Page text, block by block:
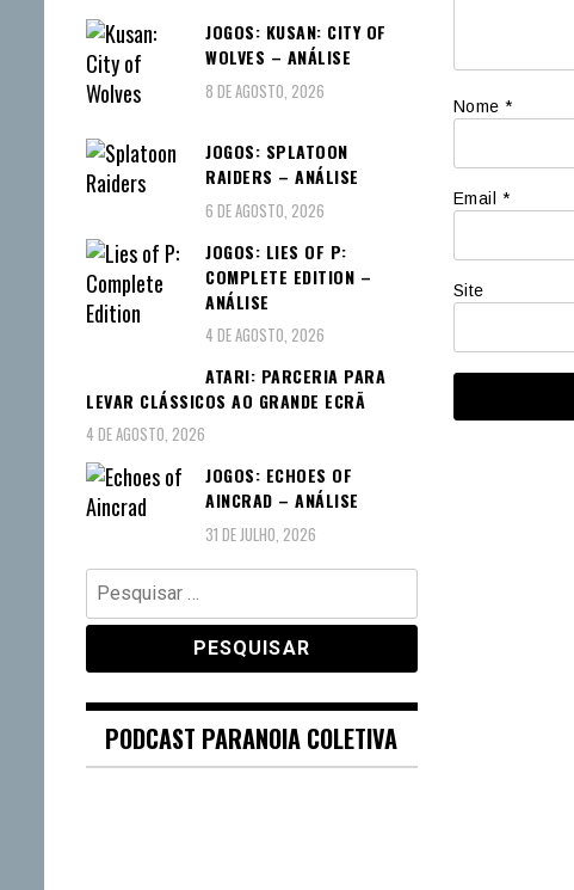
Nome *
Email *
Site
JOGOS: KUSAN: CITY OF
WOLVES – ANÁLISE
8 DE AGOSTO, 2026
JOGOS: SPLATOON
RAIDERS – ANÁLISE
6 DE AGOSTO, 2026
JOGOS: LIES OF P:
COMPLETE EDITION –
ANÁLISE
4 DE AGOSTO, 2026
ATARI: PARCERIA PARA
LEVAR CLÁSSICOS AO GRANDE ECRÃ
4 DE AGOSTO, 2026
JOGOS: ECHOES OF
AINCRAD – ANÁLISE
31 DE JULHO, 2026
Pesquisar
por:
PODCAST PARANOIA COLETIVA